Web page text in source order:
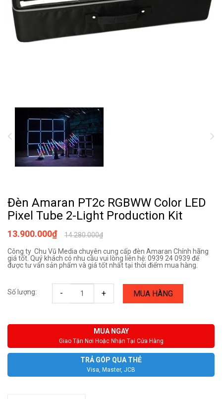
Đèn Amaran PT2c RGBWW Color LED
Pixel Tube 2-Light Production Kit
14.280.000₫
13.900.000₫
Công ty Chu Vũ Media chuyên cung cấp đèn Amaran Chính hãng
giá tốt. Quý khách có nhu cầu vui lòng liên hệ: 0939 24 0939 để
được tư vấn sản phẩm và giá tốt nhất tại thời điểm mua hàng.
Số lượng: - + MUA HÀNG
MUA NGAY
Giao Tận Nơi Hoặc Nhận Tại Cửa Hàng
TRẢ GÓP QUA THẺ
Visa, Master, JCB